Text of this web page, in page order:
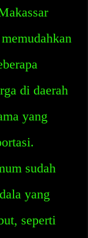
di daerah
yang
sudah
yang
seperti